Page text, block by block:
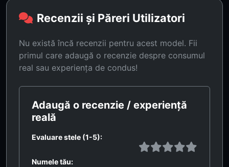
Recenzii și Păreri Utilizatori
Nu există încă recenzii pentru acest model. Fii
primul care adaugă o recenzie despre consumul
real sau experiența de condus!
Adaugă o recenzie / experiență
reală
Evaluare stele (1-5):
Numele tău: